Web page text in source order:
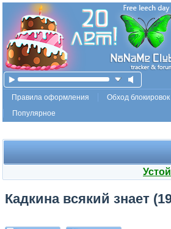
Правила оформления
Обход блокировок
Популярное
Кадкина всякий знает